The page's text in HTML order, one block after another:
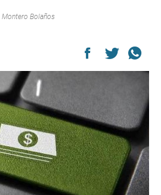
Montero Bolaños